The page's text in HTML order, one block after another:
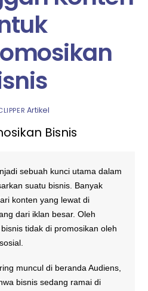
Artikel
Bisnis
sebuah kunci utama dalam
suatu bisnis. Banyak
konten yang lewat di
dari iklan besar. Oleh
tidak di promosikan oleh
muncul di beranda Audiens,
bisnis sedang ramai di